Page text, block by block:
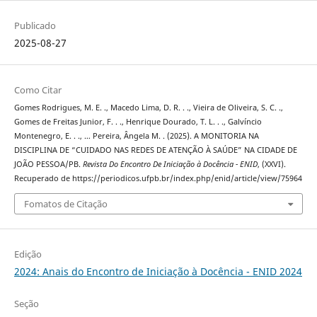
Publicado
2025-08-27
Como Citar
Gomes Rodrigues, M. E. ., Macedo Lima, D. R. . ., Vieira de Oliveira, S. C. .,
Gomes de Freitas Junior, F. . ., Henrique Dourado, T. L. . ., Galvíncio
Montenegro, E. . ., … Pereira, Ângela M. . (2025). A MONITORIA NA
DISCIPLINA DE “CUIDADO NAS REDES DE ATENÇÃO À SAÚDE” NA CIDADE DE
JOÃO PESSOA/PB. Revista Do Encontro De Iniciação à Docência - ENID, (XXVI).
Recuperado de https://periodicos.ufpb.br/index.php/enid/article/view/75964
Fomatos de Citação
Edição
2024: Anais do Encontro de Iniciação à Docência - ENID 2024
Seção